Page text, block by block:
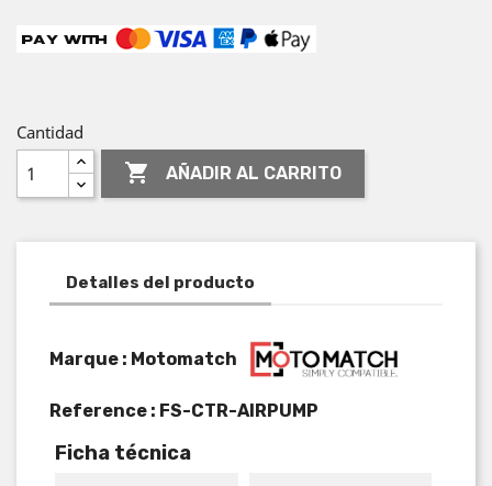
Cantidad
 AÑADIR AL CARRITO
Detalles del producto
Marque : Motomatch
Reference : FS-CTR-AIRPUMP
Ficha técnica